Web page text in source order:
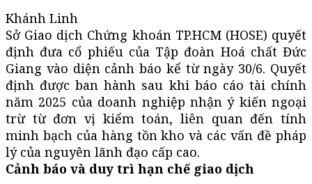
Khánh Linh
Sở Giao dịch Chứng khoán TP.HCM (HOSE) quyết
định đưa cổ phiếu của Tập đoàn Hoá chất Đức
Giang vào diện cảnh báo kể từ ngày 30/6. Quyết
định được ban hành sau khi báo cáo tài chính
năm 2025 của doanh nghiệp nhận ý kiến ngoại
trừ từ đơn vị kiểm toán, liên quan đến tính
minh bạch của hàng tồn kho và các vấn đề pháp
lý của nguyên lãnh đạo cấp cao.
Cảnh báo và duy trì hạn chế giao dịch